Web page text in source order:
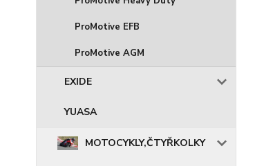
ProMotive EFB
ProMotive AGM
EXIDE
YUASA
MOTOCYKLY,ČTYŘKOLKY